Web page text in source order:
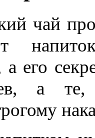
чай
его
а